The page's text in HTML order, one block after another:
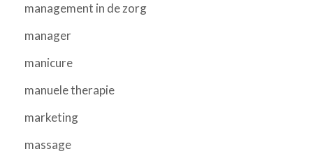
management in de zorg
manager
manicure
manuele therapie
marketing
massage